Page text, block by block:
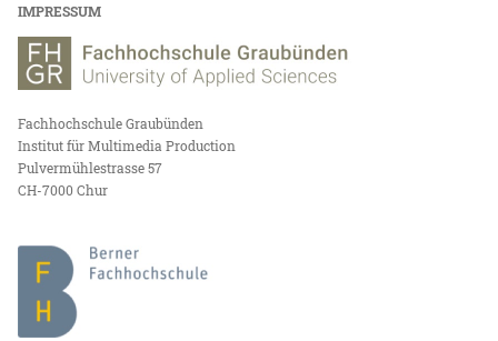
IMPRESSUM
Fachhochschule Graubünden
Institut für Multimedia Production
Pulvermühlestrasse 57
CH-7000 Chur